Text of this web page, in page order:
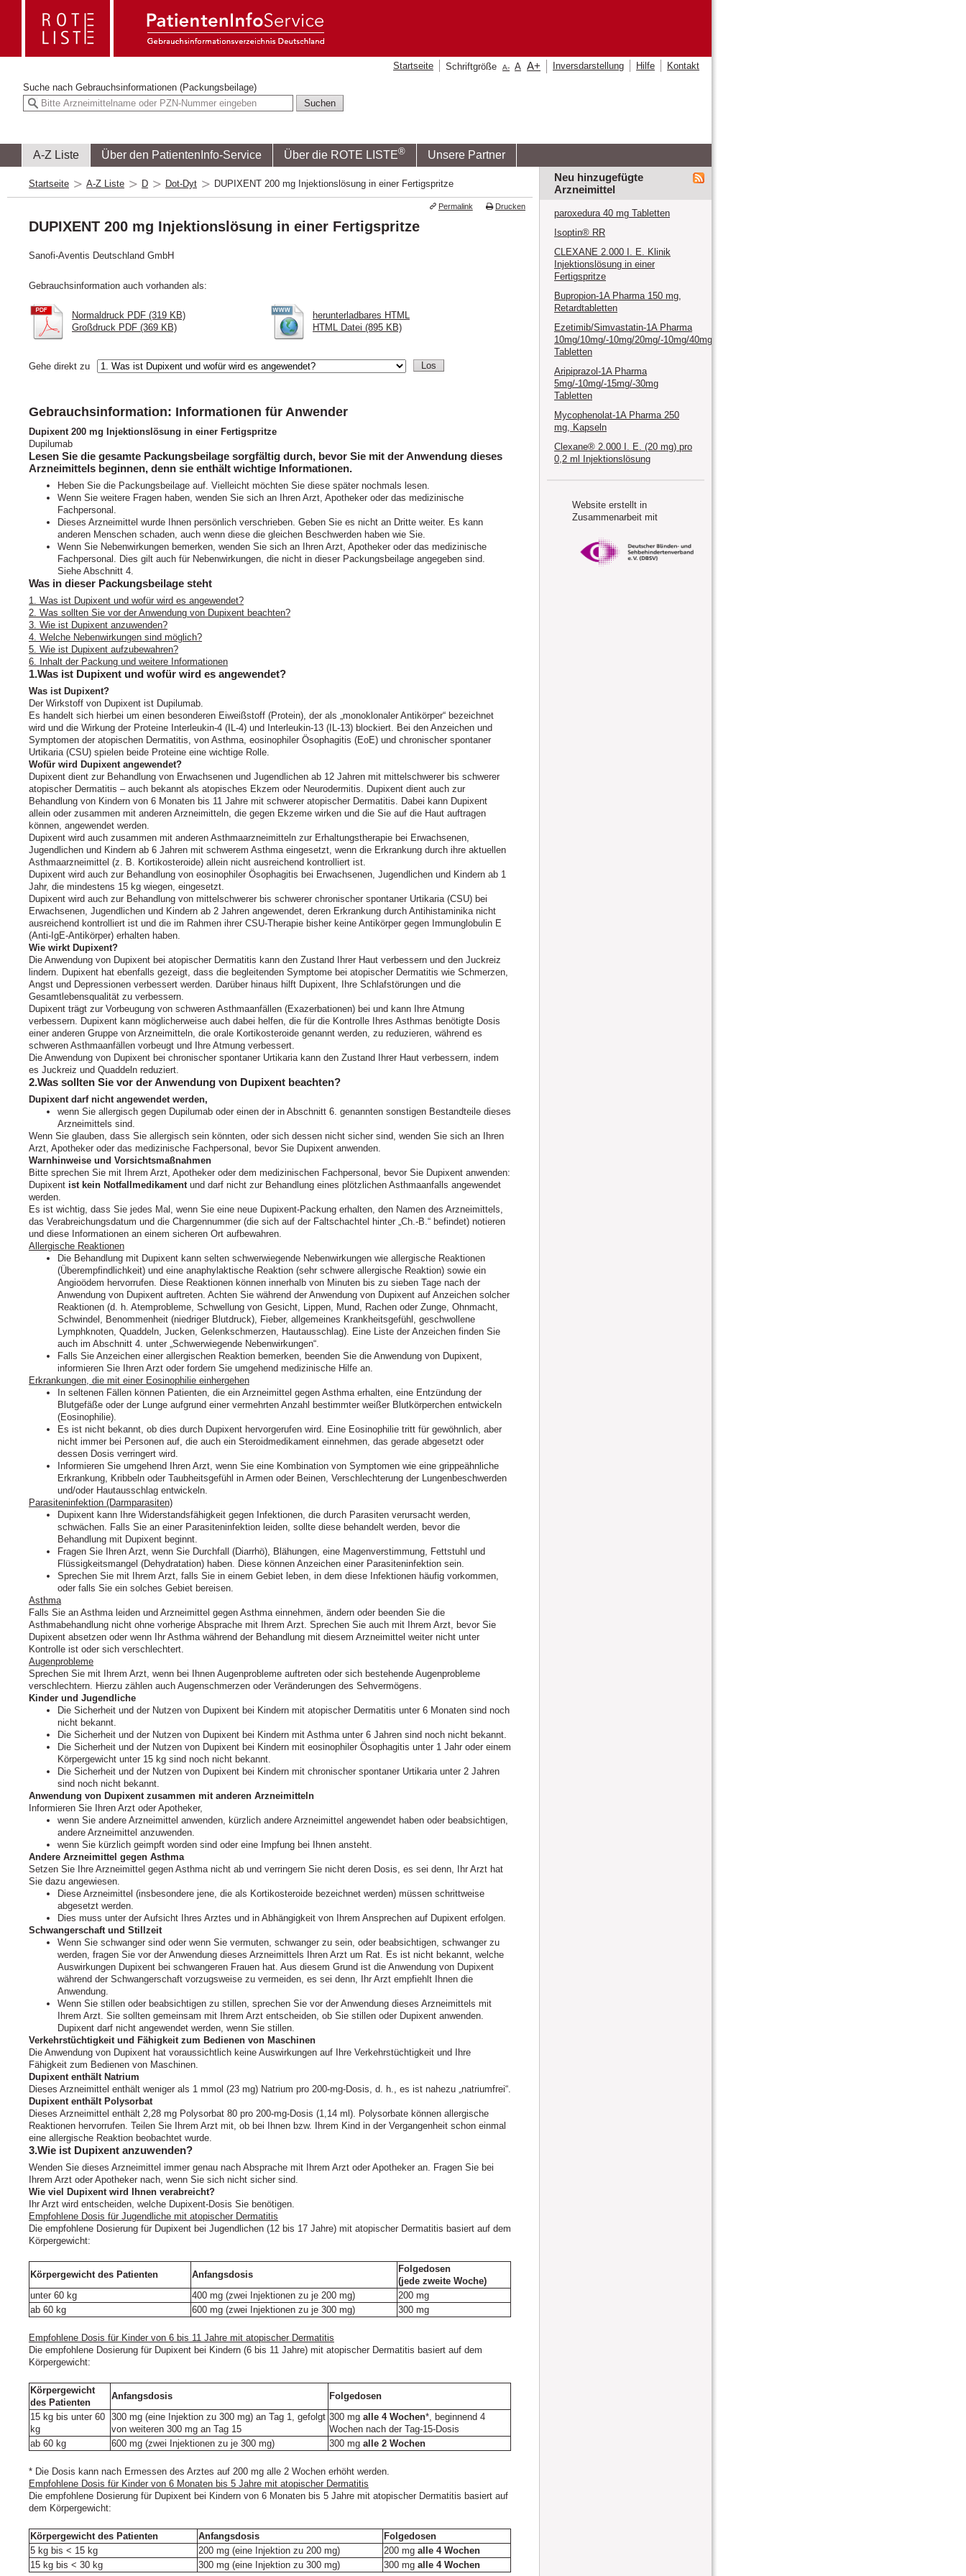
Suche nach Gebrauchsinformationen (Packungsbeilage)
A-Z Liste Über den PatientenInfo-Service Über die ROTE LISTE® Unsere Partner
Startseite Schriftgröße A- A A+ Inversdarstellung Hilfe Kontakt
Startseite A-Z Liste D Dot-Dyt DUPIXENT 200 mg Injektionslösung in einer Fertigspritze
DUPIXENT 200 mg Injektionslösung in einer Fertigspritze
Sanofi-Aventis Deutschland GmbH
Gebrauchsinformation auch vorhanden als:
Normaldruck PDF (319 KB)
Großdruck PDF (369 KB)
herunterladbares HTML
HTML Datei (895 KB)
Gehe direkt zu
Gebrauchsinformation: Informationen für Anwender
Dupixent 200 mg Injektionslösung in einer Fertigspritze
Dupilumab
Lesen Sie die gesamte Packungsbeilage sorgfältig durch, bevor Sie mit der Anwendung dieses
Arzneimittels beginnen, denn sie enthält wichtige Informationen.
Heben Sie die Packungsbeilage auf. Vielleicht möchten Sie diese später nochmals lesen.
Wenn Sie weitere Fragen haben, wenden Sie sich an Ihren Arzt, Apotheker oder das medizinische
Fachpersonal.
Dieses Arzneimittel wurde Ihnen persönlich verschrieben. Geben Sie es nicht an Dritte weiter. Es kann
anderen Menschen schaden, auch wenn diese die gleichen Beschwerden haben wie Sie.
Wenn Sie Nebenwirkungen bemerken, wenden Sie sich an Ihren Arzt, Apotheker oder das medizinische
Fachpersonal. Dies gilt auch für Nebenwirkungen, die nicht in dieser Packungsbeilage angegeben sind.
Siehe Abschnitt 4.
Was in dieser Packungsbeilage steht
1. Was ist Dupixent und wofür wird es angewendet?
2. Was sollten Sie vor der Anwendung von Dupixent beachten?
3. Wie ist Dupixent anzuwenden?
4. Welche Nebenwirkungen sind möglich?
5. Wie ist Dupixent aufzubewahren?
6. Inhalt der Packung und weitere Informationen
1.Was ist Dupixent und wofür wird es angewendet?
Was ist Dupixent?
Der Wirkstoff von Dupixent ist Dupilumab.
Es handelt sich hierbei um einen besonderen Eiweißstoff (Protein), der als „monoklonaler Antikörper“ bezeichnet
wird und die Wirkung der Proteine Interleukin‑4 (IL‑4) und Interleukin‑13 (IL‑13) blockiert. Bei den Anzeichen und
Symptomen der atopischen Dermatitis, von Asthma, eosinophiler Ösophagitis (EoE) und chronischer spontaner
Urtikaria (CSU) spielen beide Proteine eine wichtige Rolle.
Wofür wird Dupixent angewendet?
Dupixent dient zur Behandlung von Erwachsenen und Jugendlichen ab 12 Jahren mit mittelschwerer bis schwerer
atopischer Dermatitis – auch bekannt als atopisches Ekzem oder Neurodermitis. Dupixent dient auch zur
Behandlung von Kindern von 6 Monaten bis 11 Jahre mit schwerer atopischer Dermatitis. Dabei kann Dupixent
allein oder zusammen mit anderen Arzneimitteln, die gegen Ekzeme wirken und die Sie auf die Haut auftragen
können, angewendet werden.
Dupixent wird auch zusammen mit anderen Asthmaarzneimitteln zur Erhaltungstherapie bei Erwachsenen,
Jugendlichen und Kindern ab 6 Jahren mit schwerem Asthma eingesetzt, wenn die Erkrankung durch ihre aktuellen
Asthmaarzneimittel (z. B. Kortikosteroide) allein nicht ausreichend kontrolliert ist.
Dupixent wird auch zur Behandlung von eosinophiler Ösophagitis bei Erwachsenen, Jugendlichen und Kindern ab 1
Jahr, die mindestens 15 kg wiegen, eingesetzt.
Dupixent wird auch zur Behandlung von mittelschwerer bis schwerer chronischer spontaner Urtikaria (CSU) bei
Erwachsenen, Jugendlichen und Kindern ab 2 Jahren angewendet, deren Erkrankung durch Antihistaminika nicht
ausreichend kontrolliert ist und die im Rahmen ihrer CSU-Therapie bisher keine Antikörper gegen Immunglobulin E
(Anti-IgE-Antikörper) erhalten haben.
Wie wirkt Dupixent?
Die Anwendung von Dupixent bei atopischer Dermatitis kann den Zustand Ihrer Haut verbessern und den Juckreiz
lindern. Dupixent hat ebenfalls gezeigt, dass die begleitenden Symptome bei atopischer Dermatitis wie Schmerzen,
Angst und Depressionen verbessert werden. Darüber hinaus hilft Dupixent, Ihre Schlafstörungen und die
Gesamtlebensqualität zu verbessern.
Dupixent trägt zur Vorbeugung von schweren Asthmaanfällen (Exazerbationen) bei und kann Ihre Atmung
verbessern. Dupixent kann möglicherweise auch dabei helfen, die für die Kontrolle Ihres Asthmas benötigte Dosis
einer anderen Gruppe von Arzneimitteln, die orale Kortikosteroide genannt werden, zu reduzieren, während es
schweren Asthmaanfällen vorbeugt und Ihre Atmung verbessert.
Die Anwendung von Dupixent bei chronischer spontaner Urtikaria kann den Zustand Ihrer Haut verbessern, indem
es Juckreiz und Quaddeln reduziert.
2.Was sollten Sie vor der Anwendung von Dupixent beachten?
Dupixent darf nicht angewendet werden,
wenn Sie allergisch gegen Dupilumab oder einen der in Abschnitt 6. genannten sonstigen Bestandteile dieses
Arzneimittels sind.
Wenn Sie glauben, dass Sie allergisch sein könnten, oder sich dessen nicht sicher sind, wenden Sie sich an Ihren
Arzt, Apotheker oder das medizinische Fachpersonal, bevor Sie Dupixent anwenden.
Warnhinweise und Vorsichtsmaßnahmen
Bitte sprechen Sie mit Ihrem Arzt, Apotheker oder dem medizinischen Fachpersonal, bevor Sie Dupixent anwenden:
Dupixent ist kein Notfallmedikamentund darf nicht zur Behandlung eines plötzlichen Asthmaanfalls angewendet
werden.
Es ist wichtig, dass Sie jedes Mal, wenn Sie eine neue Dupixent-Packung erhalten, den Namen des Arzneimittels,
das Verabreichungsdatum und die Chargennummer (die sich auf der Faltschachtel hinter „Ch.‑B.“ befindet) notieren
und diese Informationen an einem sicheren Ort aufbewahren.
Allergische Reaktionen
Die Behandlung mit Dupixent kann selten schwerwiegende Nebenwirkungen wie allergische Reaktionen
(Überempfindlichkeit) und eine anaphylaktische Reaktion (sehr schwere allergische Reaktion) sowie ein
Angioödem hervorrufen. Diese Reaktionen können innerhalb von Minuten bis zu sieben Tage nach der
Anwendung von Dupixent auftreten. Achten Sie während der Anwendung von Dupixent auf Anzeichen solcher
Reaktionen (d. h. Atemprobleme, Schwellung von Gesicht, Lippen, Mund, Rachen oder Zunge, Ohnmacht,
Schwindel, Benommenheit (niedriger Blutdruck), Fieber, allgemeines Krankheitsgefühl, geschwollene
Lymphknoten, Quaddeln, Jucken, Gelenkschmerzen, Hautausschlag). Eine Liste der Anzeichen finden Sie
auch im Abschnitt 4. unter „Schwerwiegende Nebenwirkungen“.
Falls Sie Anzeichen einer allergischen Reaktion bemerken, beenden Sie die Anwendung von Dupixent,
informieren Sie Ihren Arzt oder fordern Sie umgehend medizinische Hilfe an.
Erkrankungen, die mit einer Eosinophilie einhergehen
In seltenen Fällen können Patienten, die ein Arzneimittel gegen Asthma erhalten, eine Entzündung der
Blutgefäße oder der Lunge aufgrund einer vermehrten Anzahl bestimmter weißer Blutkörperchen entwickeln
(Eosinophilie).
Es ist nicht bekannt, ob dies durch Dupixent hervorgerufen wird. Eine Eosinophilie tritt für gewöhnlich, aber
nicht immer bei Personen auf, die auch ein Steroidmedikament einnehmen, das gerade abgesetzt oder
dessen Dosis verringert wird.
Informieren Sie umgehend Ihren Arzt, wenn Sie eine Kombination von Symptomen wie eine grippeähnliche
Erkrankung, Kribbeln oder Taubheitsgefühl in Armen oder Beinen, Verschlechterung der Lungenbeschwerden
und/oder Hautausschlag entwickeln.
Parasiteninfektion (Darmparasiten)
Dupixent kann Ihre Widerstandsfähigkeit gegen Infektionen, die durch Parasiten verursacht werden,
schwächen. Falls Sie an einer Parasiteninfektion leiden, sollte diese behandelt werden, bevor die
Behandlung mit Dupixent beginnt.
Fragen Sie Ihren Arzt, wenn Sie Durchfall (Diarrhö), Blähungen, eine Magenverstimmung, Fettstuhl und
Flüssigkeitsmangel (Dehydratation) haben. Diese können Anzeichen einer Parasiteninfektion sein.
Sprechen Sie mit Ihrem Arzt, falls Sie in einem Gebiet leben, in dem diese Infektionen häufig vorkommen,
oder falls Sie ein solches Gebiet bereisen.
Asthma
Falls Sie an Asthma leiden und Arzneimittel gegen Asthma einnehmen, ändern oder beenden Sie die
Asthmabehandlung nicht ohne vorherige Absprache mit Ihrem Arzt. Sprechen Sie auch mit Ihrem Arzt, bevor Sie
Dupixent absetzen oder wenn Ihr Asthma während der Behandlung mit diesem Arzneimittel weiter nicht unter
Kontrolle ist oder sich verschlechtert.
Augenprobleme
Sprechen Sie mit Ihrem Arzt, wenn bei Ihnen Augenprobleme auftreten oder sich bestehende Augenprobleme
verschlechtern. Hierzu zählen auch Augenschmerzen oder Veränderungen des Sehvermögens.
Kinder und Jugendliche
Die Sicherheit und der Nutzen von Dupixent bei Kindern mit atopischer Dermatitis unter 6 Monaten sind noch
nicht bekannt.
Die Sicherheit und der Nutzen von Dupixent bei Kindern mit Asthma unter 6 Jahren sind noch nicht bekannt.
Die Sicherheit und der Nutzen von Dupixent bei Kindern mit eosinophiler Ösophagitis unter 1 Jahr oder einem
Körpergewicht unter 15 kg sind noch nicht bekannt.
Die Sicherheit und der Nutzen von Dupixent bei Kindern mit chronischer spontaner Urtikaria unter 2 Jahren
sind noch nicht bekannt.
Anwendung von Dupixent zusammen mit anderen Arzneimitteln
Informieren Sie Ihren Arzt oder Apotheker,
wenn Sie andere Arzneimittel anwenden, kürzlich andere Arzneimittel angewendet haben oder beabsichtigen,
andere Arzneimittel anzuwenden.
wenn Sie kürzlich geimpft worden sind oder eine Impfung bei Ihnen ansteht.
Andere Arzneimittel gegen Asthma
Setzen Sie Ihre Arzneimittel gegen Asthma nicht ab und verringern Sie nicht deren Dosis, es sei denn, Ihr Arzt hat
Sie dazu angewiesen.
Diese Arzneimittel (insbesondere jene, die als Kortikosteroide bezeichnet werden) müssen schrittweise
abgesetzt werden.
Dies muss unter der Aufsicht Ihres Arztes und in Abhängigkeit von Ihrem Ansprechen auf Dupixent erfolgen.
Schwangerschaft und Stillzeit
Wenn Sie schwanger sind oder wenn Sie vermuten, schwanger zu sein, oder beabsichtigen, schwanger zu
werden, fragen Sie vor der Anwendung dieses Arzneimittels Ihren Arzt um Rat. Es ist nicht bekannt, welche
Auswirkungen Dupixent bei schwangeren Frauen hat. Aus diesem Grund ist die Anwendung von Dupixent
während der Schwangerschaft vorzugsweise zu vermeiden, es sei denn, Ihr Arzt empfiehlt Ihnen die
Anwendung.
Wenn Sie stillen oder beabsichtigen zu stillen, sprechen Sie vor der Anwendung dieses Arzneimittels mit
Ihrem Arzt. Sie sollten gemeinsam mit Ihrem Arzt entscheiden, ob Sie stillen oder Dupixent anwenden.
Dupixent darf nicht angewendet werden, wenn Sie stillen.
Verkehrstüchtigkeit und Fähigkeit zum Bedienen von Maschinen
Die Anwendung von Dupixent hat voraussichtlich keine Auswirkungen auf Ihre Verkehrstüchtigkeit und Ihre
Fähigkeit zum Bedienen von Maschinen.
Dupixent enthält Natrium
Dieses Arzneimittel enthält weniger als 1 mmol (23 mg) Natrium pro 200-mg-Dosis, d. h., es ist nahezu „natriumfrei“.
Dupixent enthält Polysorbat
Dieses Arzneimittel enthält 2,28 mg Polysorbat 80 pro 200-mg-Dosis (1,14 ml). Polysorbate können allergische
Reaktionen hervorrufen. Teilen Sie Ihrem Arzt mit, ob bei Ihnen bzw. Ihrem Kind in der Vergangenheit schon einmal
eine allergische Reaktion beobachtet wurde.
3.Wie ist Dupixent anzuwenden?
Wenden Sie dieses Arzneimittel immer genau nach Absprache mit Ihrem Arzt oder Apotheker an. Fragen Sie bei
Ihrem Arzt oder Apotheker nach, wenn Sie sich nicht sicher sind.
Wie viel Dupixent wird Ihnen verabreicht?
Ihr Arzt wird entscheiden, welche Dupixent-Dosis Sie benötigen.
Empfohlene Dosis für Jugendliche mit atopischer Dermatitis
Die empfohlene Dosierung für Dupixent bei Jugendlichen (12 bis 17 Jahre) mit atopischer Dermatitis basiert auf dem
Körpergewicht:
Körpergewicht des Patienten Anfangsdosis
Folgedosen
(jede zweite Woche)
unter 60 kg
400 mg (zwei Injektionen zu je 200 mg)
200 mg
ab 60 kg
600 mg (zwei Injektionen zu je 300 mg) 300 mg
Empfohlene Dosis für Kinder von 6 bis 11 Jahre mit atopischer Dermatitis
Die empfohlene Dosierung für Dupixent bei Kindern (6 bis 11 Jahre) mit atopischer Dermatitis basiert auf dem
Körpergewicht:
Körpergewicht
des Patienten
Anfangsdosis
Folgedosen
15 kg bis unter 60
kg
300 mg (eine Injektion zu 300 mg) an Tag 1, gefolgt
von weiteren 300 mg an Tag 15
300 mg alle 4 Wochen*, beginnend 4
Wochen nach der Tag-15-Dosis
ab 60 kg
600 mg (zwei Injektionen zu je 300 mg) 300 mg alle 2 Wochen
* Die Dosis kann nach Ermessen des Arztes auf 200 mg alle 2 Wochen erhöht werden.
Empfohlene Dosis für Kinder von 6 Monaten bis 5 Jahre mit atopischer Dermatitis
Die empfohlene Dosierung für Dupixent bei Kindern von 6 Monaten bis 5 Jahre mit atopischer Dermatitis basiert auf
dem Körpergewicht:
Körpergewicht des Patienten Anfangsdosis
Folgedosen
5 kg bis < 15 kg
200 mg (eine Injektion zu 200 mg) 200 mg alle 4 Wochen
15 kg bis < 30 kg
300 mg (eine Injektion zu 300 mg) 300 mg alle 4 Wochen
Permalink Drucken
Neu hinzugefügte
Arzneimittel
paroxedura 40 mg Tabletten
Isoptin® RR
CLEXANE 2.000 I. E. Klinik
Injektionslösung in einer
Fertigspritze
Bupropion-1A Pharma 150 mg,
Retardtabletten
Ezetimib/Simvastatin-1A Pharma
10mg/10mg/-10mg/20mg/-10mg/40mg/-10mg/80mg
Tabletten
Aripiprazol-1A Pharma
5mg/-10mg/-15mg/-30mg
Tabletten
Mycophenolat-1A Pharma 250
mg, Kapseln
Clexane® 2.000 I. E. (20 mg) pro
0,2 ml Injektionslösung
Website erstellt in
Zusammenarbeit mit